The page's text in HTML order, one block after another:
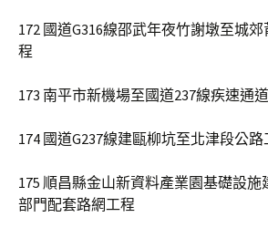
172 國道G316線邵武年夜竹謝墩至城
程
173 南平市新機場至國道237線疾速通道
174 國道G237線建甌柳坑至北津段公路
175 順昌縣金山新資料產業園基礎設
部門配套路網工程